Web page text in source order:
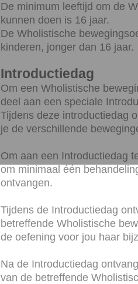
De minimum leeftijd om de
kunnen doen is 16 jaar.
De Wholistische
kinderen, jonger dan 16 jaar.
Introductiedag
Om een Wholistische
deel aan een speciale
Tijdens deze introductiedag
je de verschillende
Om aan een Introductiedag
om minimaal één
ontvangen.
Tijdens de Introductiedag
betreffende Wholistische
de oefening voor jou haar
Na de Introductiedag
van de betreffende